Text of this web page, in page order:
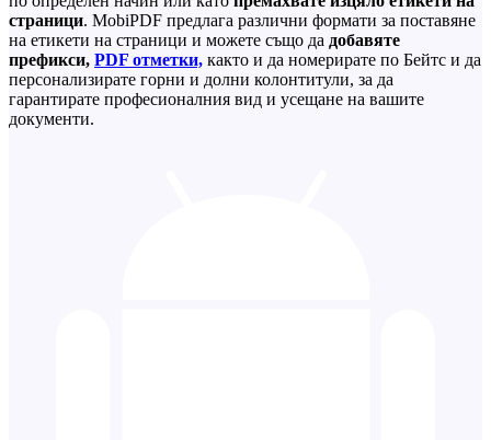
страници. MobiPDF предлага различни формати за поставяне
на етикети на страници и можете също да добавяте
префикси, PDF отметки, както и да номерирате по Бейтс и да
персонализирате горни и долни колонтитули, за да
гарантирате професионалния вид и усещане на вашите
документи.